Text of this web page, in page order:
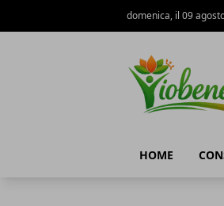
domenica, il 09
HOME